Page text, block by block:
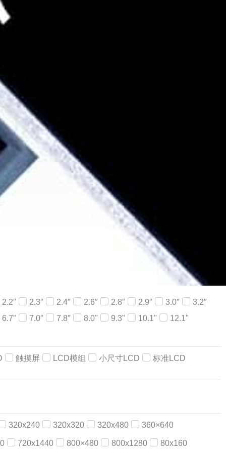
2.2″ 2.3″ 2.4″ 2.6″ 2.8″ 2.9″ 3.0″
3.2″
6.7″
7.0″ 7.8″ 8.0" 9.3" 10.1" 12.1"
触摸屏 LCD模组 小尺寸LCD 标准LCD
320x240 320x320 320x480 360×640
720x1440 800×480 800x1280 80x160